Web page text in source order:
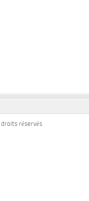
réservés